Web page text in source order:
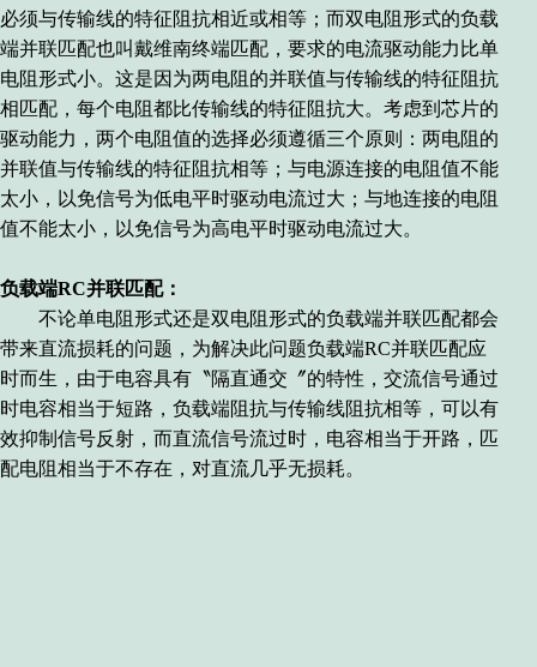
必须与传输线的特征阻抗相近或相等 ； 而双电阻形式的负载
端并联匹配也叫戴维南终端匹配， 要求的电流驱动能力比单
电阻形式小。这是因为两电阻的并联值与传输线的特征阻抗
相匹配，每个电阻都比传输线的特征阻抗大。考虑到芯片的
驱动能力，两个电阻值的选择必须遵循三个原则
： 两电阻的
并联值与传输线的特征阻抗相等 ； 与电源连接的电阻值不能
太小，以免信号为低电平时驱动电流过大 ； 与地连接的电阻
值不能太小，以免信号为高电平时驱动电流过大。
负载端RC并联匹配：
不论单电阻形式还是双电阻形式的负载端并联匹配都会
带来直流损耗的问题，为解决此问题负载端RC并联匹配应
时而生，由于电容具有 〝隔直通交 〞的特性，交流信号通过
时电容相当于短路，负载端阻抗与传输线阻抗相等，可以有
效抑制信号反射，而直流信号流过时，电容相当于开路，匹
配电阻相当于不存在，对直流几乎无损耗。